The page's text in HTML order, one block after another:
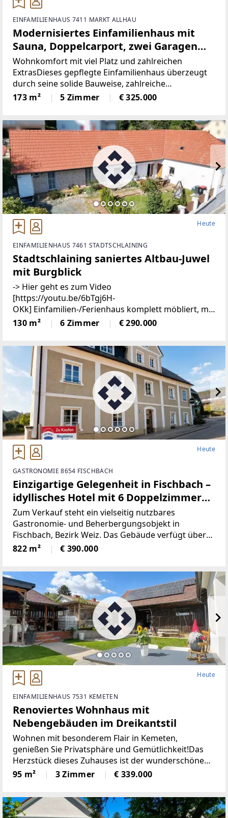
EINFAMILIENHAUS 7411 MARKT ALLHAU
Modernisiertes Einfamilienhaus mit
Sauna, Doppelcarport, zwei Garagen
und Nutzwasserbrunnen in zentraler
Lage
Wohnkomfort mit viel Platz und zahlreichen
ExtrasDieses gepflegte Einfamilienhaus überzeugt
durch seine solide Bauweise, zahlreiche
Modernisierungen im Jahr 2003 und eine
umfangreiche Ausstattung. Das ursprünglich ca.
173 m² 5 Zimmer € 325.000
Heute
EINFAMILIENHAUS 7461 STADTSCHLAINING
Stadtschlaining saniertes Altbau-Juwel
mit Burgblick
-> Hier geht es zum Video
[https://youtu.be/6bTgj6H-
OKk] Einfamilien-/Ferienhaus komplett möbliert, mit
Burgblick in zentraler Lage von
StadtschlainingDieses liebevoll sanierte
130 m² 6 Zimmer € 290.000
Heute
GASTRONOMIE 8654 FISCHBACH
Einzigartige Gelegenheit in Fischbach –
idyllisches Hotel mit 6 Doppelzimmern,
Gasthaus und Möglichkeit für
Wohnungen
Zum Verkauf steht ein vielseitig nutzbares
Gastronomie- und Beherbergungsobjekt in
Fischbach, Bezirk Weiz. Das Gebäude verfügt über
ein gutbürgerliches Restaurant im Erdgeschoss mit
einer Nutzfläche von ca. 310 m², aufgeteilt in drei
822 m² € 390.000
Heute
EINFAMILIENHAUS 7531 KEMETEN
Renoviertes Wohnhaus mit
Nebengebäuden im Dreikantstil
Wohnen mit besonderem Flair in Kemeten,
genießen Sie Privatsphäre und Gemütlichkeit!Das
Herzstück dieses Zuhauses ist der wunderschöne
Innenhof. Ein ganz besonderer Rückzugsort für
gemütliche Sommerabende, gesellige Stunden mit
95 m² 3 Zimmer € 339.000